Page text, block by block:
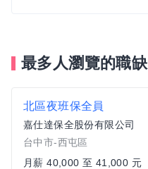
最多人瀏覽的職缺
北區夜班保全員
嘉仕達保全股份有限公司
台中市-西屯區
月薪 40,000 至 41,000 元